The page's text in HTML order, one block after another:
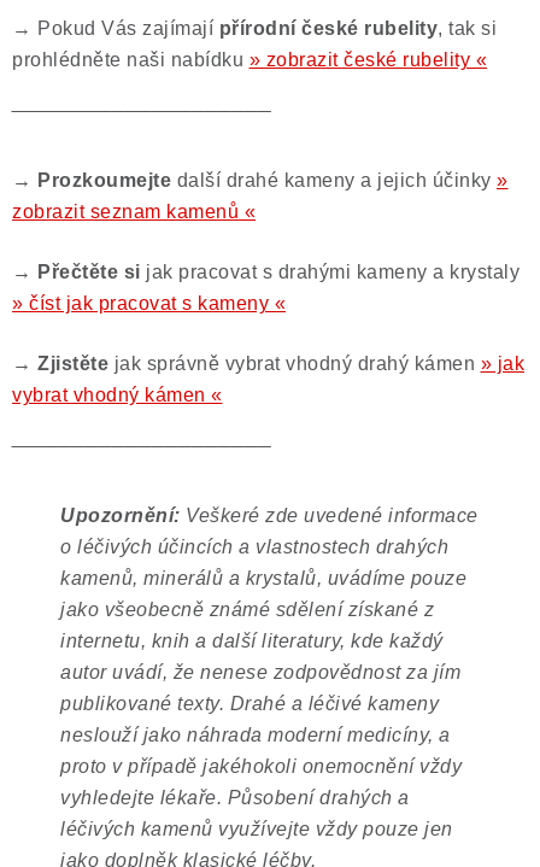
→ Pokud Vás zajímají přírodní české rubelity, tak si
prohlédněte naši nabídku » zobrazit české rubelity «
→ Prozkoumejte další drahé kameny a jejich účinky »
zobrazit seznam kamenů «
→ Přečtěte si jak pracovat s drahými kameny a krystaly
» číst jak pracovat s kameny «
→ Zjistěte jak správně vybrat vhodný drahý kámen » jak
vybrat vhodný kámen «
Upozornění: Veškeré zde uvedené informace
o léčivých účincích a vlastnostech drahých
kamenů, minerálů a krystalů, uvádíme pouze
jako všeobecně známé sdělení získané z
internetu, knih a další literatury, kde každý
autor uvádí, že nenese zodpovědnost za jím
publikované texty. Drahé a léčivé kameny
neslouží jako náhrada moderní medicíny, a
proto v případě jakéhokoli onemocnění vždy
vyhledejte lékaře. Působení drahých a
léčivých kamenů využívejte vždy pouze jen
jako doplněk klasické léčby.